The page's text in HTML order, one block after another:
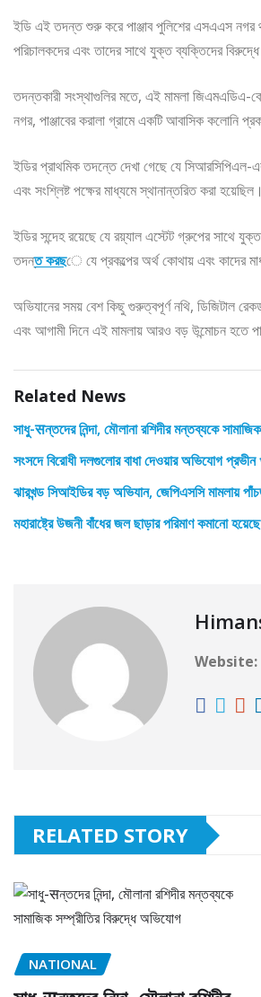
ইডি এই তদন্ত শুরু করে পাঞ্জাব পুলিশের এসএএস নগর
পরিচালকদের এবং তাদের সাথে যুক্ত ব্যক্তিদের
তদন্তকারী সংস্থাগুলির মতে, এই মামলা জিএমএডিএ-
নগর, পাঞ্জাবের করালা গ্রামে একটি আবাসিক কলোনি
ইডির প্রাথমিক তদন্তে দেখা গেছে যে
এবং সংশ্লিষ্ট পক্ষের মাধ্যমে স্থানান্তরিত করা
ইডির সন্দেহ রয়েছে যে রয়্যাল এস্টেট গ্রুপের সাথে
তদন্ত করছে যে প্রকল্পের অর্থ কোথায় এবং কাদের
অভিযানের সময় বেশ কিছু গুরুত্বপূর্ণ নথি, ডিজিটাল
এবং আগামী দিনে এই মামলায় আরও বড় উন্মোচন হতে
Related News
সাধু-सন্তদের নিন্দা, মৌলানা রশিদীর মন্তব্যকে
সংসদে বিরোধী দলগুলোর বাধা দেওয়ার অভিযোগ
ঝারখন্ড সিআইডির বড় অভিযান, জেপিএসসি মামলায়
মহারাষ্ট্রে উজনী বাঁধের জল ছাড়ার পরিমাণ কমানো হয়েছে
Website:
RELATED STORY
NATIONAL